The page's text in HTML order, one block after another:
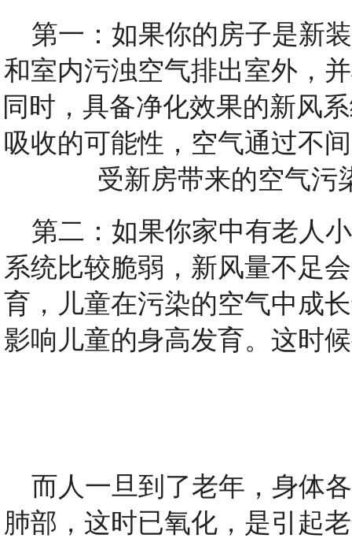
第一：如果你的房子是新
和室内污浊空气排出室外，
同时，具备净化效果的新风
吸收的可能性，空气通过不
受新房带来的空气污
第二：如果你家中有老人
系统比较脆弱，新风量不足
育，儿童在污染的空气中成
影响儿童的身高发育。这时
而人一旦到了老年，身体
肺部，这时已氧化，是引起